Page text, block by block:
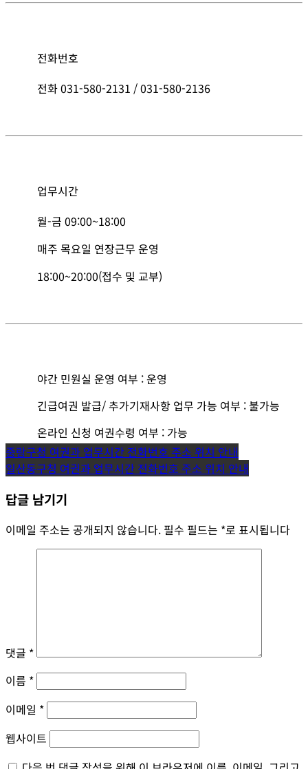
전화번호
전화 031-580-2131 / 031-580-2136
업무시간
월-금 09:00~18:00
매주 목요일 연장근무 운영
18:00~20:00(접수 및 교부)
야간 민원실 운영 여부 : 운영
긴급여권 발급/ 추가기재사항 업무 가능 여부 : 불가능
온라인 신청 여권수령 여부 : 가능
글
탐
색
중랑구청 여권과 업무시간 전화번호 주소 위치 안내
일산동구청 여권과 업무시간 전화번호 주소 위치 안내
답글 남기기
이메일 주소는 공개되지 않습니다. 필수 필드는 *로 표시됩니다
댓글 *
이름 *
이메일 *
웹사이트